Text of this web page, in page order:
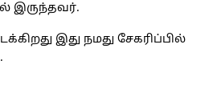
இருந்தவர்.
இது நமது சேகரிப்பில்